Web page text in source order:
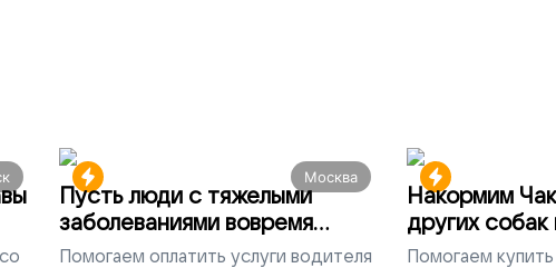
Москва
Пусть люди с тяжелыми
заболеваниями вовремя
попадут на лечение
Помогаем оплатить услуги водителя
Накормим
других
Помогаем